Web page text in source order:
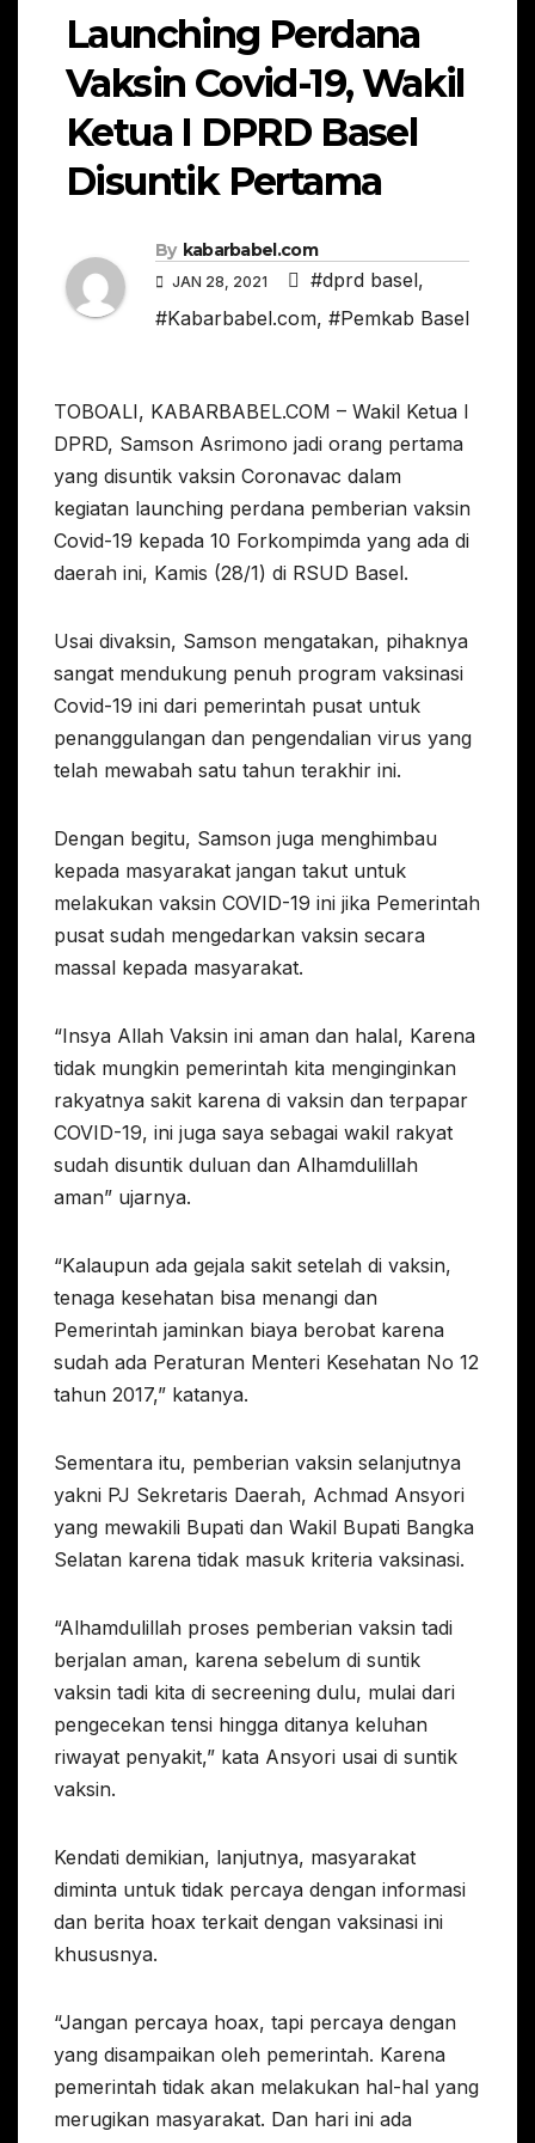
Launching Perdana
Vaksin Covid-19, Wakil
Ketua I DPRD Basel
Disuntik Pertama
By kabarbabel.com
JAN 28, 2021 #dprd basel,
#Kabarbabel.com, #Pemkab Basel
TOBOALI, KABARBABEL.COM – Wakil Ketua I
DPRD, Samson Asrimono jadi orang pertama
yang disuntik vaksin Coronavac dalam
kegiatan launching perdana pemberian vaksin
Covid-19 kepada 10 Forkompimda yang ada di
daerah ini, Kamis (28/1) di RSUD Basel.
Usai divaksin, Samson mengatakan, pihaknya
sangat mendukung penuh program vaksinasi
Covid-19 ini dari pemerintah pusat untuk
penanggulangan dan pengendalian virus yang
telah mewabah satu tahun terakhir ini.
Dengan begitu, Samson juga menghimbau
kepada masyarakat jangan takut untuk
melakukan vaksin COVID-19 ini jika Pemerintah
pusat sudah mengedarkan vaksin secara
massal kepada masyarakat.
“Insya Allah Vaksin ini aman dan halal, Karena
tidak mungkin pemerintah kita menginginkan
rakyatnya sakit karena di vaksin dan terpapar
COVID-19, ini juga saya sebagai wakil rakyat
sudah disuntik duluan dan Alhamdulillah
aman” ujarnya.
“Kalaupun ada gejala sakit setelah di vaksin,
tenaga kesehatan bisa menangi dan
Pemerintah jaminkan biaya berobat karena
sudah ada Peraturan Menteri Kesehatan No 12
tahun 2017,” katanya.
Sementara itu, pemberian vaksin selanjutnya
yakni PJ Sekretaris Daerah, Achmad Ansyori
yang mewakili Bupati dan Wakil Bupati Bangka
Selatan karena tidak masuk kriteria vaksinasi.
“Alhamdulillah proses pemberian vaksin tadi
berjalan aman, karena sebelum di suntik
vaksin tadi kita di secreening dulu, mulai dari
pengecekan tensi hingga ditanya keluhan
riwayat penyakit,” kata Ansyori usai di suntik
vaksin.
Kendati demikian, lanjutnya, masyarakat
diminta untuk tidak percaya dengan informasi
dan berita hoax terkait dengan vaksinasi ini
khususnya.
“Jangan percaya hoax, tapi percaya dengan
yang disampaikan oleh pemerintah. Karena
pemerintah tidak akan melakukan hal-hal yang
merugikan masyarakat. Dan hari ini ada